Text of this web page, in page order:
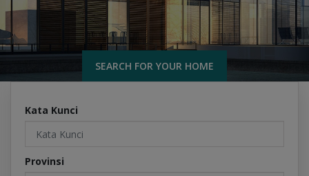
SEARCH FOR YOUR HOME
Kata Kunci
Provinsi